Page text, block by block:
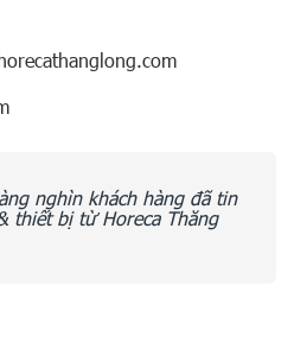
nghìn khách hàng đã tin
thiết bị từ Horeca Thăng